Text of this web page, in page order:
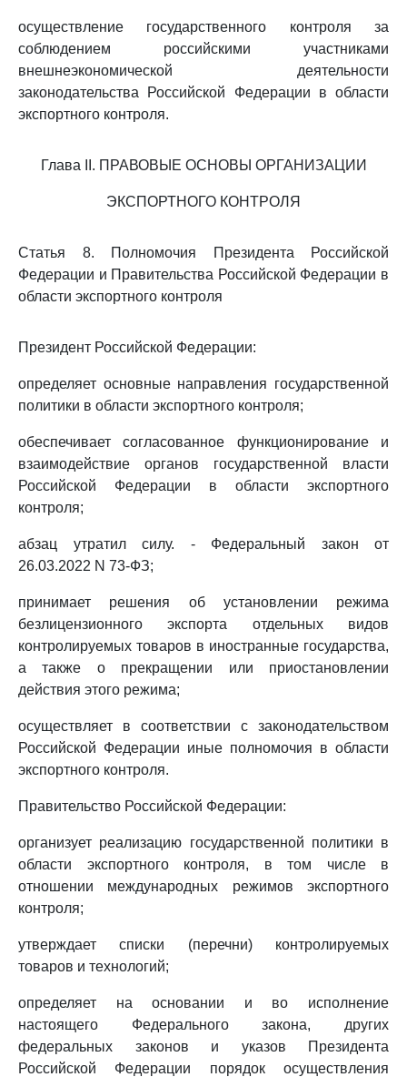
осуществление государственного контроля за
соблюдением российскими участниками
внешнеэкономической деятельности
законодательства Российской Федерации в области
экспортного контроля.
Глава II. ПРАВОВЫЕ ОСНОВЫ ОРГАНИЗАЦИИ
ЭКСПОРТНОГО КОНТРОЛЯ
Статья 8. Полномочия Президента Российской
Федерации и Правительства Российской Федерации в
области экспортного контроля
Президент Российской Федерации:
определяет основные направления государственной
политики в области экспортного контроля;
обеспечивает согласованное функционирование и
взаимодействие органов государственной власти
Российской Федерации в области экспортного
контроля;
абзац утратил силу. - Федеральный закон от
26.03.2022 N 73-ФЗ;
принимает решения об установлении режима
безлицензионного экспорта отдельных видов
контролируемых товаров в иностранные государства,
а также о прекращении или приостановлении
действия этого режима;
осуществляет в соответствии с законодательством
Российской Федерации иные полномочия в области
экспортного контроля.
Правительство Российской Федерации:
организует реализацию государственной политики в
области экспортного контроля, в том числе в
отношении международных режимов экспортного
контроля;
утверждает списки (перечни) контролируемых
товаров и технологий;
определяет на основании и во исполнение
настоящего Федерального закона, других
федеральных законов и указов Президента
Российской Федерации порядок осуществления